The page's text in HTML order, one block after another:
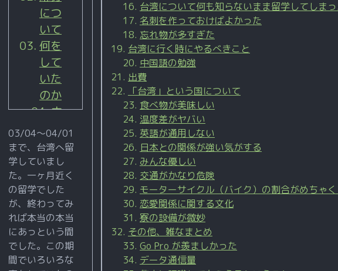
につ
いて
何を
して
いた
のか
中
国
語
の
授
業
研
究
観
光
03/04〜04/01
まで、台湾へ留
学していまし
た。一ヶ月近く
の留学でした
が、終わってみ
れば本当の本当
にあっという間
でした。この期
間でいろいろな
台湾について何も知らないまま留学してしま
名刺を作っておけばよかった
忘れ物が多すぎた
台湾に行く時にやるべきこと
中国語の勉強
出費
「台湾」という国について
食べ物が美味しい
温度差がヤバい
英語が通用しない
日本との関係が強い気がする
みんな優しい
交通がかなり危険
モーターサイクル（バイク）の割合がめちゃ
恋愛関係に関する文化
寮の設備が微妙
その他、雑なまとめ
Go Pro が羨ましかった
データ通信量